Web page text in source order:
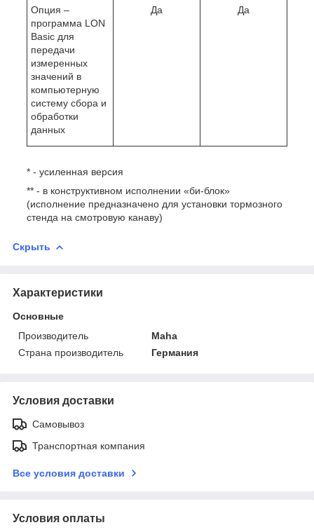
Опция –
программа LON
Basic для
передачи
измеренных
значений в
компьютерную
систему сбора и
обработки
данных
Да Да
* - усиленная версия
** - в конструктивном исполнении «би-блок»
(исполнение предназначено для установки тормозного
стенда на смотровую канаву)
Скрыть
Характеристики
Основные
Производитель
Maha
Страна производитель
Германия
Условия доставки
Самовывоз
Транспортная компания
Все условия доставки
Условия оплаты